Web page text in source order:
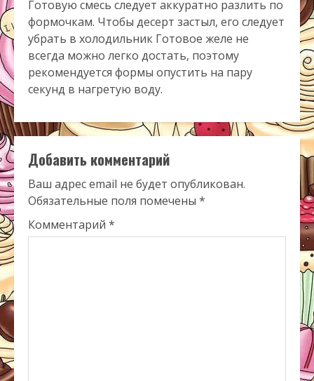
Готовую смесь следует аккуратно разлить по
формочкам. Чтобы десерт застыл, его следует
убрать в холодильник Готовое желе не
всегда можно легко достать, поэтому
рекомендуется формы опустить на пару
секунд в нагретую воду.
Добавить комментарий
Ваш адрес email не будет опубликован.
Обязательные поля помечены *
Комментарий *